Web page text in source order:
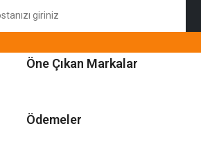
Öne Çıkan Markalar
Ödemeler